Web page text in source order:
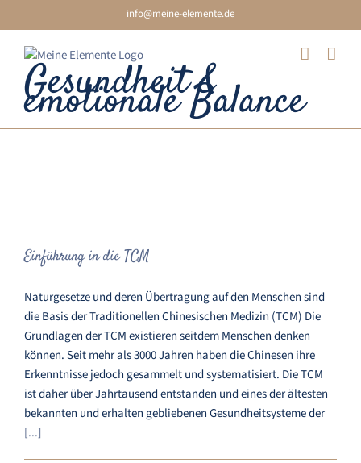
to
content
info@meine-elemente.de
Gesundheit &
emotionale Balance
Einführung in die TCM
Naturgesetze und deren Übertragung auf den Menschen sind
die Basis der Traditionellen Chinesischen Medizin (TCM) Die
Grundlagen der TCM existieren seitdem Menschen denken
können. Seit mehr als 3000 Jahren haben die Chinesen ihre
Erkenntnisse jedoch gesammelt und systematisiert. Die TCM
ist daher über Jahrtausend entstanden und eines der ältesten
bekannten und erhalten gebliebenen Gesundheitsysteme der
[...]